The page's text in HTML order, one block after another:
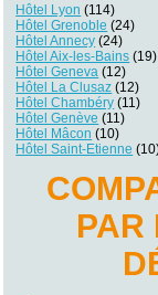
Hôtel Lyon (114)
Hôtel Grenoble (24)
Hôtel Annecy (24)
Hôtel Aix-les-Bains (19)
Hôtel Geneva (12)
Hôtel La Clusaz (12)
Hôtel Chambéry (11)
Hôtel Genève (11)
Hôtel Mâcon (10)
Hôtel Saint-Etienne
PAR